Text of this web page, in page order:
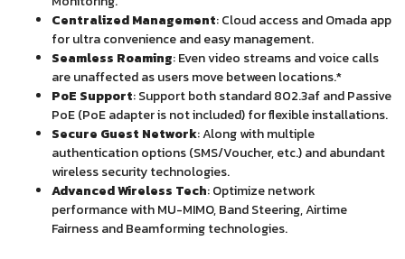
Centralized Management: Cloud access and Omada app
for ultra convenience and easy management.
Seamless Roaming: Even video streams and voice calls
are unaffected as users move between locations.*
PoE Support: Support both standard 802.3af and Passive
PoE (PoE adapter is not included) for flexible installations.
Secure Guest Network: Along with multiple
authentication options (SMS/Voucher, etc.) and abundant
wireless security technologies.
Advanced Wireless Tech: Optimize network
performance with MU-MIMO, Band Steering, Airtime
Fairness and Beamforming technologies.